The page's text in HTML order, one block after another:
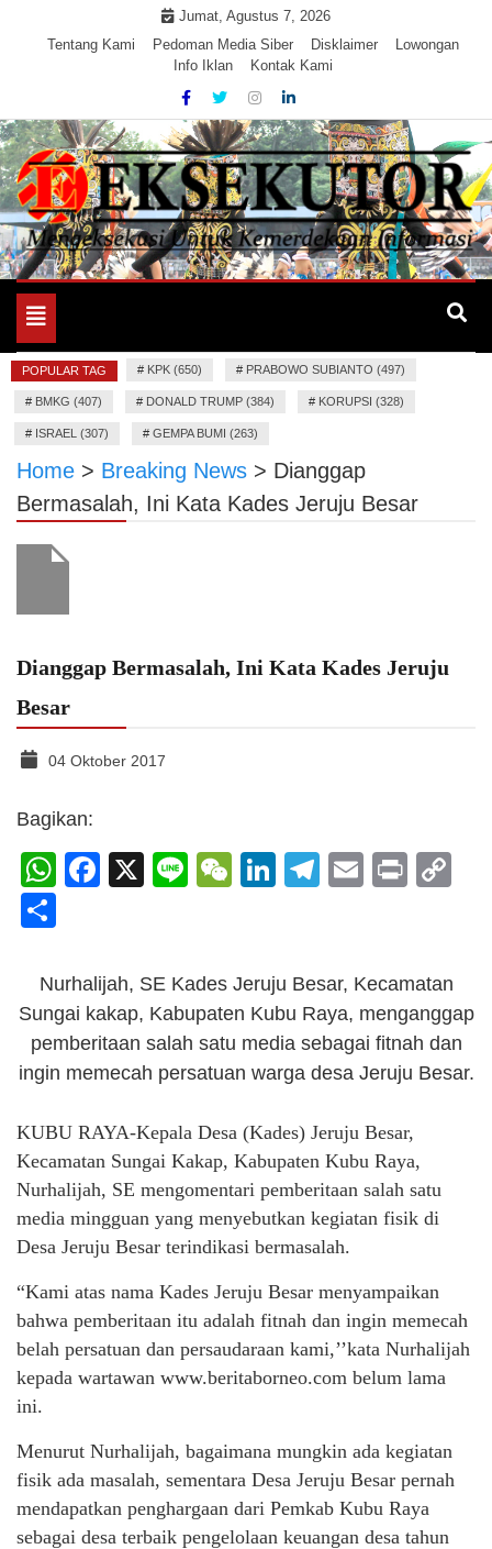
Jumat, Agustus 7, 2026
Tentang Kami
Pedoman Media Siber Disklaimer
Lowongan
Info Iklan
Kontak Kami
EKSEKUTOR
Mengeksekusi Berita Untuk Kemerdekaan dan Keadilan
Toggle
navigation
POPULAR TAG # KPK (650) # PRABOWO SUBIANTO (497)
# BMKG (407) # DONALD TRUMP (384) # KORUPSI (328)
# ISRAEL (307) # GEMPA BUMI (263)
Home > Breaking News > Dianggap
Bermasalah, Ini Kata Kades Jeruju Besar
Dianggap Bermasalah, Ini Kata Kades Jeruju
Besar
04 Oktober 2017
Bagikan:
WhatsApp
Facebook
X LineWeChat
LinkedIn
Telegram
Email
Print
Nurhalijah, SE Kades Jeruju Besar, Kecamatan
Sungai kakap, Kabupaten Kubu Raya, menganggap
pemberitaan salah satu media sebagai fitnah dan
ingin memecah persatuan warga desa Jeruju Besar.
KUBU RAYA-Kepala Desa (Kades) Jeruju Besar,
Kecamatan Sungai Kakap, Kabupaten Kubu Raya,
Nurhalijah, SE mengomentari pemberitaan salah satu
media mingguan yang menyebutkan kegiatan fisik di
Desa Jeruju Besar terindikasi bermasalah.
“Kami atas nama Kades Jeruju Besar menyampaikan
bahwa pemberitaan itu adalah fitnah dan ingin memecah
belah persatuan dan persaudaraan kami,’’kata Nurhalijah
kepada wartawan www.beritaborneo.com belum lama
ini.
Menurut Nurhalijah, bagaimana mungkin ada kegiatan
fisik ada masalah, sementara Desa Jeruju Besar pernah
mendapatkan penghargaan dari Pemkab Kubu Raya
sebagai desa terbaik pengelolaan keuangan desa tahun